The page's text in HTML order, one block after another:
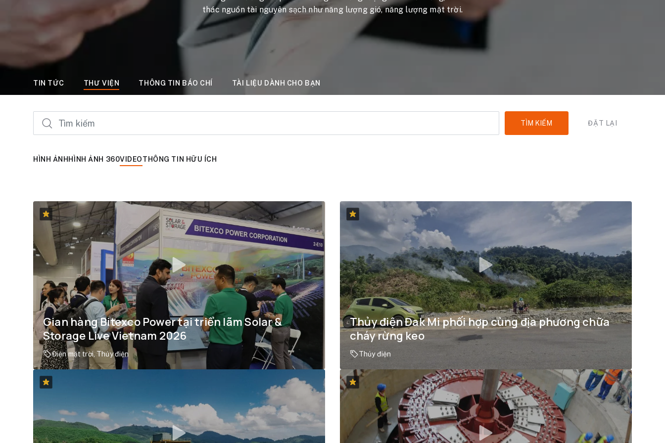
thác nguồn tài nguyên sạch như năng lượng gió, năng lượng mặt trời.
TIN TỨC THƯ VIỆN THÔNG TIN BÁO CHÍ TÀI LIỆU DÀNH CHO BẠN
TÌM KIẾM ĐẶT LẠI
HÌNH ẢNH HÌNH ẢNH 360VIDEOTHÔNG TIN HỮU ÍCH
Gian hàng Bitexco Power tại triển lãm Solar &
Storage Live Vietnam 2026
Điện mặt trời, Thủy điện
Thủy điện Đak Mi phối hợp cùng địa phương chữa
cháy rừng keo
Thủy điện